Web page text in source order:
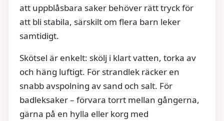
att uppblåsbara saker behöver rätt tryck för
att bli stabila, särskilt om flera barn leker
samtidigt.
Skötsel är enkelt: skölj i klart vatten, torka av
och häng luftigt. För strandlek räcker en
snabb avspolning av sand och salt. För
badleksaker – förvara torrt mellan gångerna,
gärna på en hylla eller korg med